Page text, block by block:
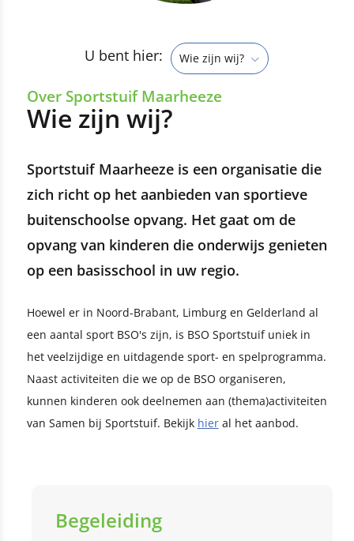
U bent hier: Wie zijn wij?
Over Sportstuif Maarheeze
Wie zijn wij?
Sportstuif Maarheeze is een organisatie die
zich richt op het aanbieden van sportieve
buitenschoolse opvang. Het gaat om de
opvang van kinderen die onderwijs genieten
op een basisschool in uw regio.
Hoewel er in Noord-Brabant, Limburg en Gelderland al
een aantal sport BSO's zijn, is BSO Sportstuif uniek in
het veelzijdige en uitdagende sport- en spelprogramma.
Naast activiteiten die we op de BSO organiseren,
kunnen kinderen ook deelnemen aan (thema)activiteiten
van Samen bij Sportstuif. Bekijk hieral het aanbod.
Begeleiding